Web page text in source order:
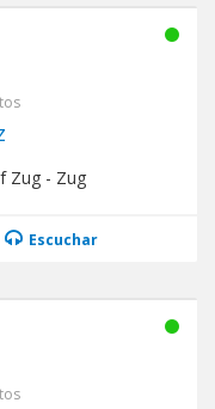
Zug - Zug
Escuchar